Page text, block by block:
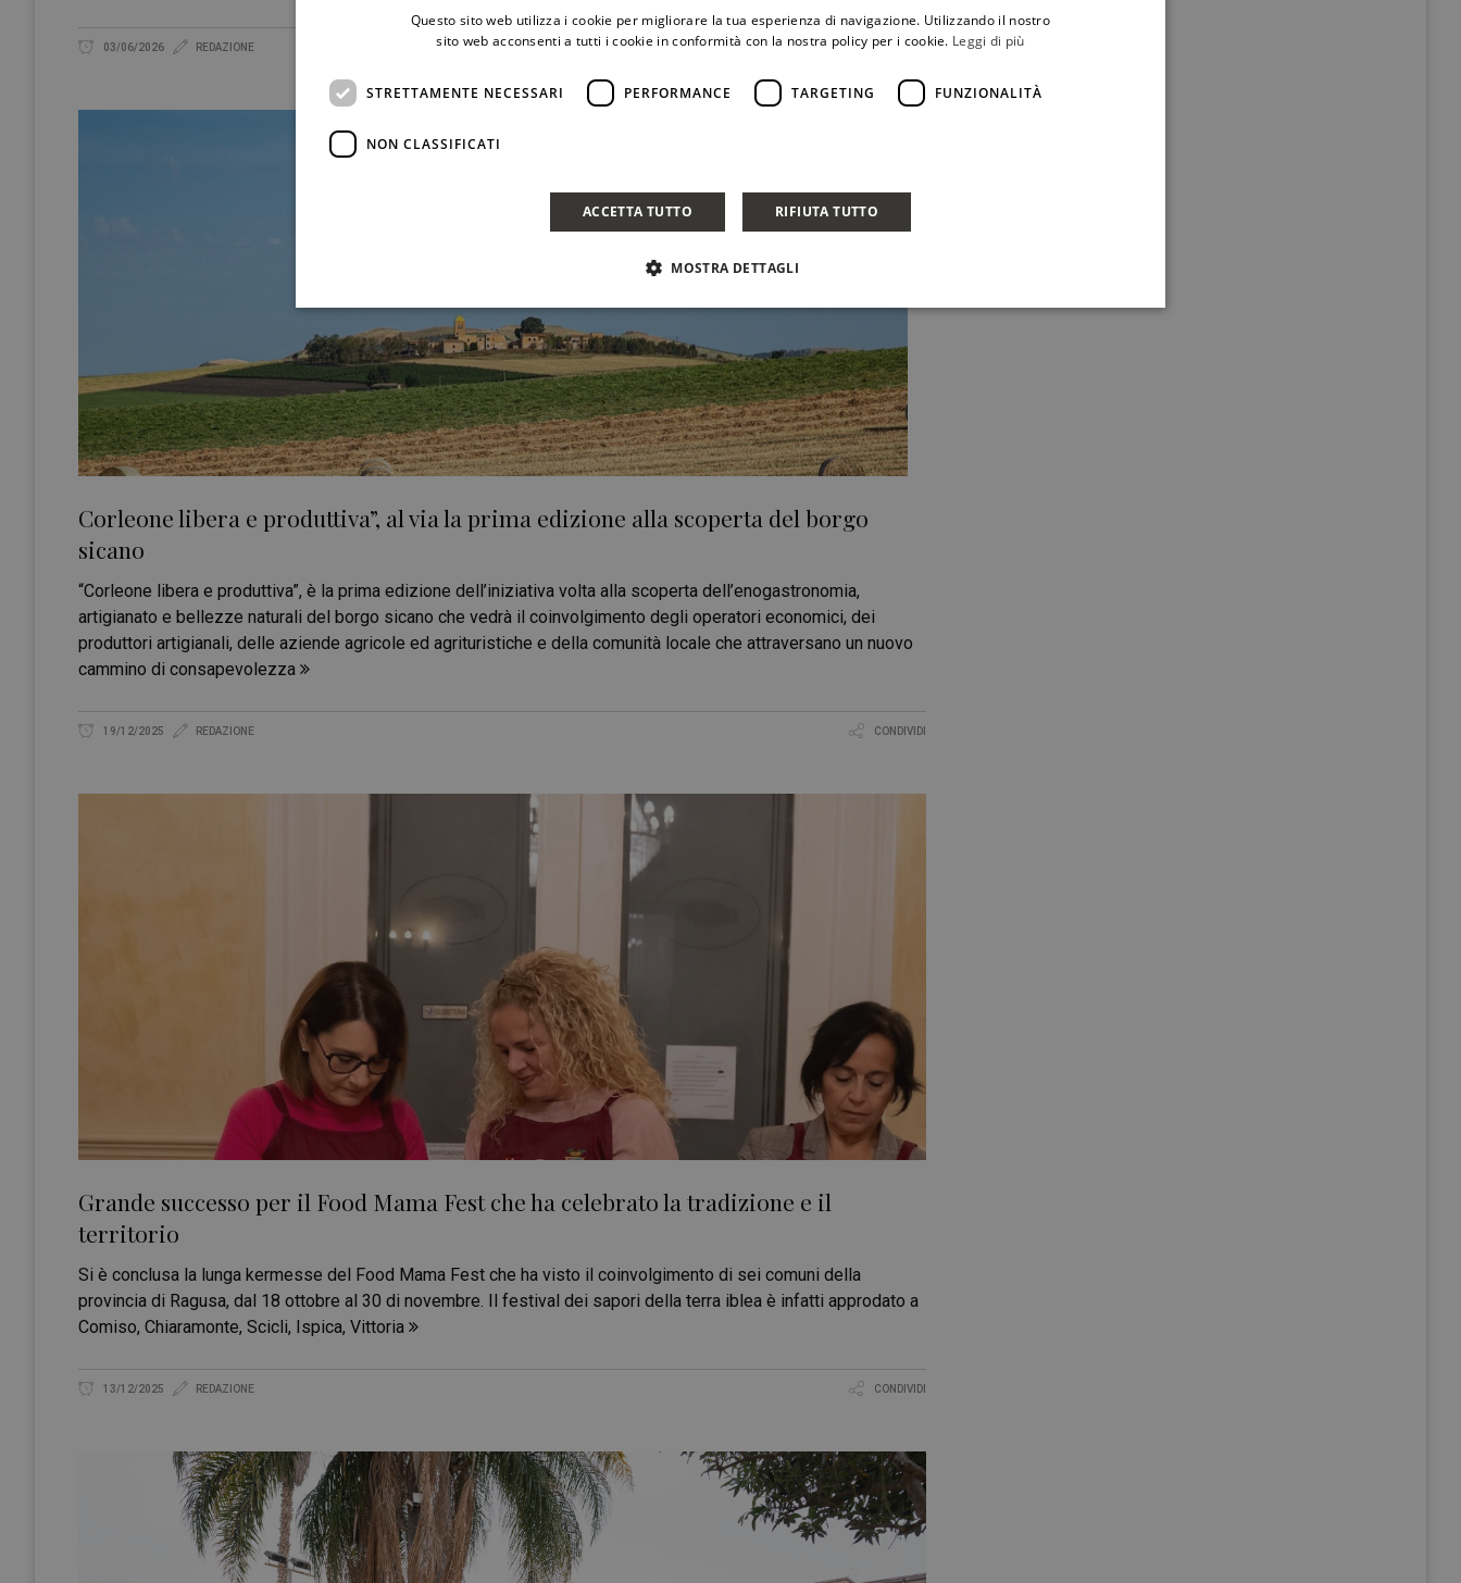
03/06/2026 REDAZIONE CONDIVIDI
Corleone libera e produttiva”, al via la prima edizione alla scoperta del borgo
sicano
“Corleone libera e produttiva”, è la prima edizione dell’iniziativa volta alla scoperta dell’enogastronomia,
artigianato e bellezze naturali del borgo sicano che vedrà il coinvolgimento degli operatori economici, dei
produttori artigianali, delle aziende agricole ed agrituristiche e della comunità locale che attraversano un nuovo
cammino di consapevolezza
19/12/2025 REDAZIONE CONDIVIDI
Grande successo per il Food Mama Fest che ha celebrato la tradizione e il
territorio
Si è conclusa la lunga kermesse del Food Mama Fest che ha visto il coinvolgimento di sei comuni della
provincia di Ragusa, dal 18 ottobre al 30 di novembre. Il festival dei sapori della terra iblea è infatti approdato a
Comiso, Chiaramonte, Scicli, Ispica, Vittoria
13/12/2025 REDAZIONE CONDIVIDI
Questo sito web utilizza i cookie per migliorare la tua esperienza di navigazione. Utilizzando il nostro
sito web acconsenti a tutti i cookie in conformità con la nostra policy per i cookie. Leggi di più
STRETTAMENTE NECESSARI PERFORMANCE TARGETING FUNZIONALITÀ
NON CLASSIFICATI
ACCETTA TUTTO RIFIUTA TUTTO
MOSTRA DETTAGLI